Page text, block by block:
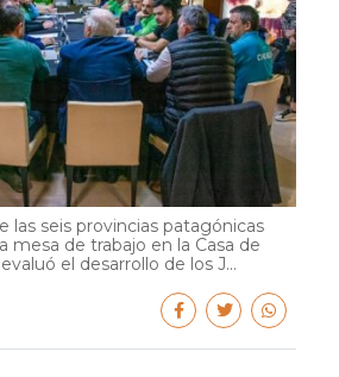
las seis provincias patagónicas
mesa de trabajo en la Casa de
el desarrollo de los J...